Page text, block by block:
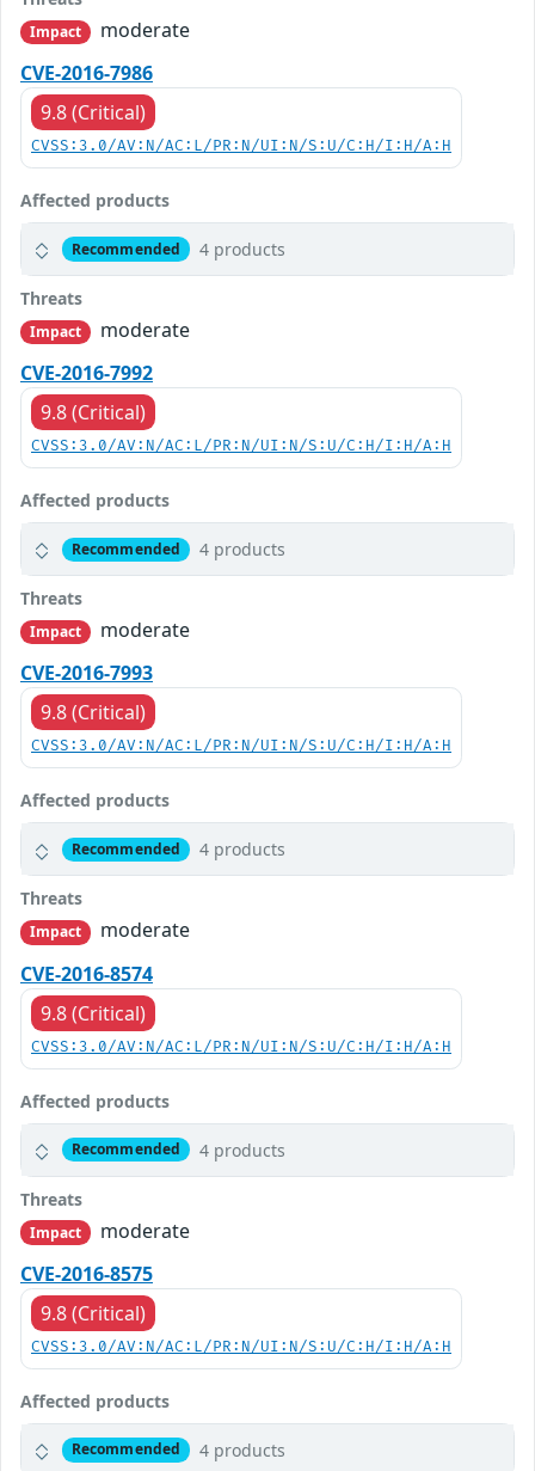
Impact
moderate
CVE-2016-7986
9.8 (Critical)
CVSS:3.0/AV:N/AC:L/PR:N/UI:N/S:U/C:H/I:H/A:H
Affected products
Recommended 4 products
Threats
Impact
moderate
CVE-2016-7992
9.8 (Critical)
CVSS:3.0/AV:N/AC:L/PR:N/UI:N/S:U/C:H/I:H/A:H
Affected products
Recommended 4 products
Threats
Impact
moderate
CVE-2016-7993
9.8 (Critical)
CVSS:3.0/AV:N/AC:L/PR:N/UI:N/S:U/C:H/I:H/A:H
Affected products
Recommended 4 products
Threats
Impact
moderate
CVE-2016-8574
9.8 (Critical)
CVSS:3.0/AV:N/AC:L/PR:N/UI:N/S:U/C:H/I:H/A:H
Affected products
Recommended 4 products
Threats
Impact
moderate
CVE-2016-8575
9.8 (Critical)
CVSS:3.0/AV:N/AC:L/PR:N/UI:N/S:U/C:H/I:H/A:H
Affected products
Recommended 4 products